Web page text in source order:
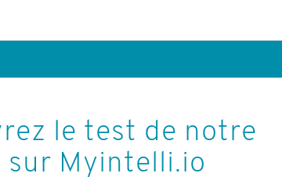
le test de notre
sur Myintelli.io